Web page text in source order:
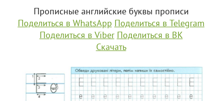
Прописные английские буквы прописи
Поделиться в WhatsApp Поделиться в Telegram
Поделиться в Viber Поделиться в ВК
Скачать